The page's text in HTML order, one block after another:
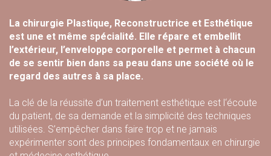
La chirurgie Plastique, Reconstructrice et Esthétique
est une et même spécialité. Elle répare et embellit
l’extérieur, l’enveloppe corporelle et permet à chacun
de se sentir bien dans sa peau dans une société où le
regard des autres à sa place.
La clé de la réussite d’un traitement esthétique est l‘écoute
du patient, de sa demande et la simplicité des techniques
utilisées. S’empêcher dans faire trop et ne jamais
expérimenter sont des principes fondamentaux en chirurgie